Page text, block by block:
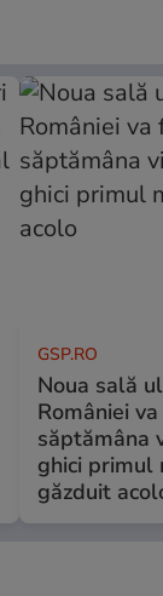
GSP.RO
Noua sală
României
săptămâna
ghici primul
găzduit